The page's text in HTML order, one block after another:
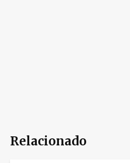
Relacionado